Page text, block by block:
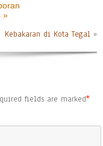
»
Kebakaran di Kota Tegal »
fields are marked*